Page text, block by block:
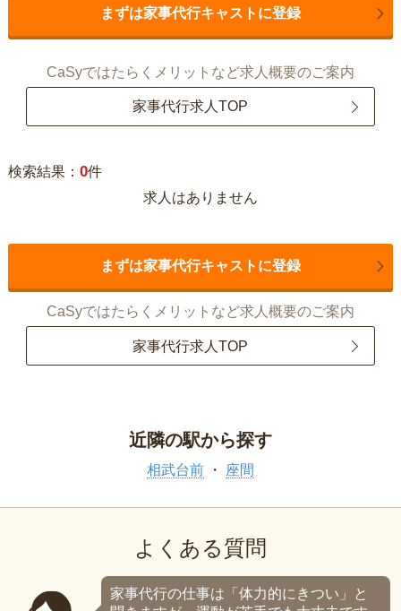
まずは家事代行キャストに登録
CaSyではたらくメリットなど求人概要のご案内
家事代行求人TOP
検索結果： 0件
求人はありません
まずは家事代行キャストに登録
CaSyではたらくメリットなど求人概要のご案内
家事代行求人TOP
近隣の駅から探す
相武台前 座間
よくある質問
家事代行の仕事は「体力的にきつい」と